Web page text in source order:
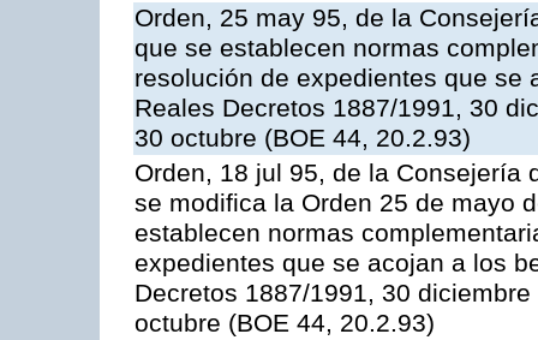
Orden, 25 may 95, de la
que se establecen normas
resolución de expedientes que se
Reales Decretos 1887/1991, 30
30 octubre (BOE 44, 20.2.93)
Orden, 18 jul 95, de la Consejería
se modifica la Orden 25 de mayo
establecen normas
expedientes que se acojan a los
Decretos 1887/1991, 30
octubre (BOE 44, 20.2.93)